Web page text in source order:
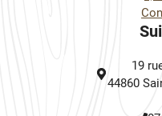
19
44860